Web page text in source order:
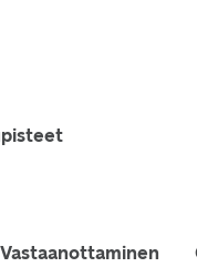
Vastaanottaminen